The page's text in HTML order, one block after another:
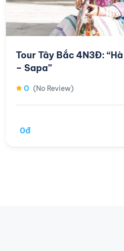
Tour Tây Bắc 4N3Đ:
– Sapa”
0 (No Review)
0đ